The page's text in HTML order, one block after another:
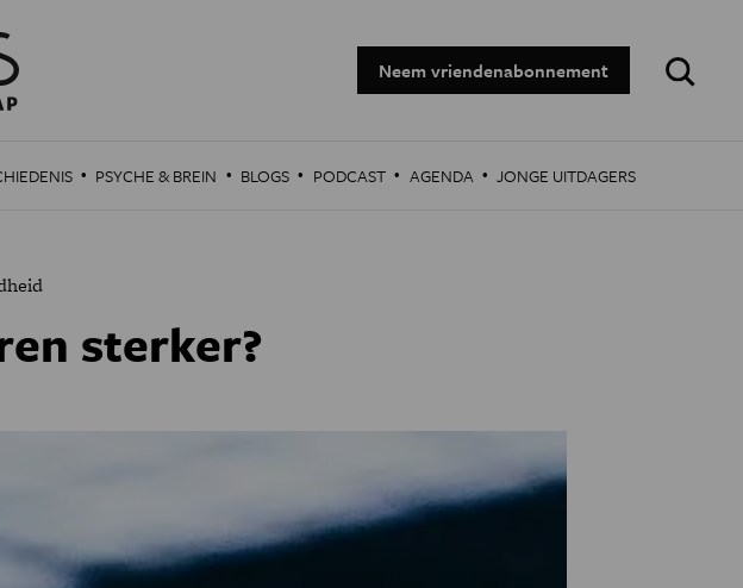
Neem vriendenabonnement
Zoeken:
· PSYCHE & BREIN · BLOGS · PODCAST · AGENDA · JONGE UITDAGERS
sterker?